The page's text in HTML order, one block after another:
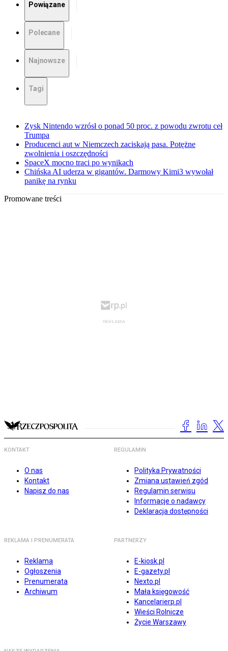
Powiązane
Polecane
Najnowsze
Tagi
Zysk Nintendo wzrósł o ponad 50 proc. z powodu zwrotu ceł
Trumpa
Producenci aut w Niemczech zaciskają pasa. Potężne
zwolnienia i oszczędności
SpaceX mocno traci po wynikach
Chińska AI uderza w gigantów. Darmowy Kimi3 wywołał
panikę na rynku
Promowane treści
KONTAKT
O nas
Kontakt
Napisz do nas
REGULAMIN
Polityka Prywatności
Zmiana ustawień zgód
Regulamin serwisu
Informacje o nadawcy
Deklaracja dostępności
REKLAMA I PRENUMERATA
Reklama
Ogłoszenia
Prenumerata
Archiwum
PARTNERZY
E-kiosk.pl
E-gazety.pl
Nexto.pl
Mała księgowość
Kancelarierp.pl
Wieści Rolnicze
Życie Warszawy